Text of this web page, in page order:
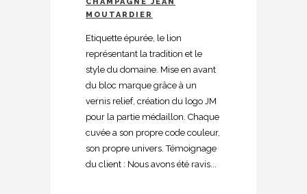
MOUTARDIER
Etiquette épurée, le lion
représentant la tradition et le
style du domaine. Mise en avant
du bloc marque grâce à un
vernis relief, création du logo JM
pour la partie médaillon. Chaque
cuvée a son propre code couleur,
son propre univers. Témoignage
du client : Nous avons été ravis...